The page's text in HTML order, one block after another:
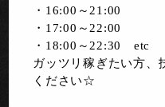
・16:00～21:00
・17:00～22:00
・18:00～22:30 etc
ガッツリ稼ぎたい方、
ください☆